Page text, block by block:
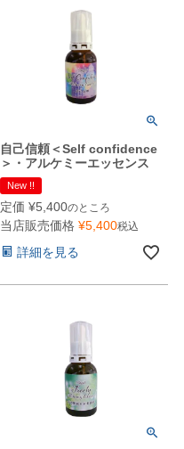
自己信頼＜Self confidence
＞・アルケミーエッセンス
New !!
定価 ¥5,400のところ
当店販売価格 ¥5,400税込
詳細を見る